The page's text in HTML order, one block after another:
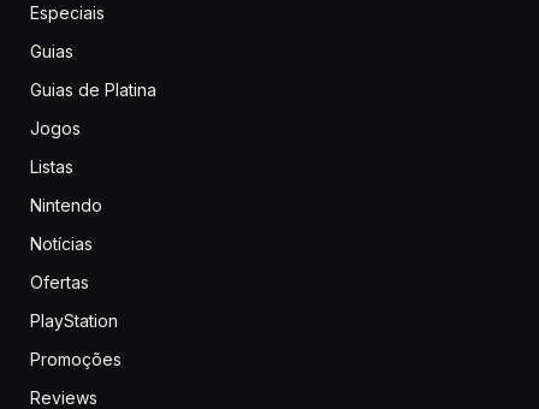
Especiais
Guias
Guias de Platina
Jogos
Listas
Nintendo
Notícias
Ofertas
PlayStation
Promoções
Reviews